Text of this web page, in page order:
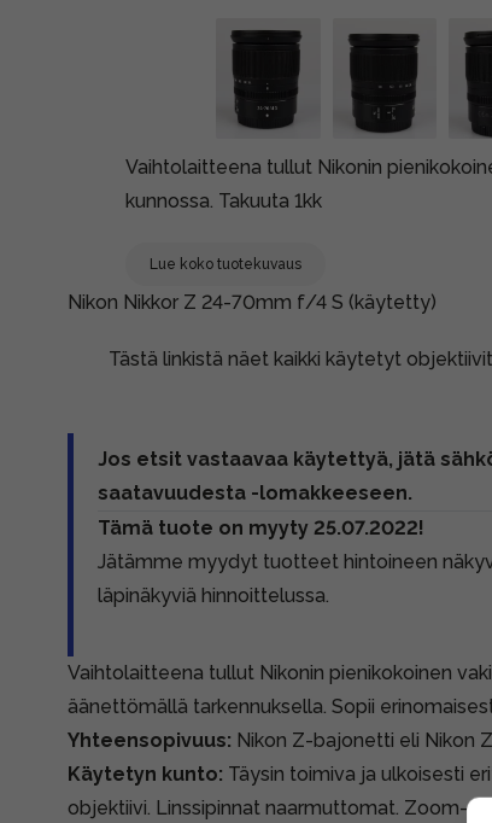
Vaihtolaitteena tullut Nikonin
kunnossa. Takuuta 1kk
Lue koko tuotekuvaus
Nikon Nikkor Z 24-70mm f/4 S (käytetty)
Tästä linkistä näet kaikki käytetyt
Jos etsit vastaavaa käytettyä, jätä
saatavuudesta -lomakkeeseen.
Tämä tuote on myyty 25.07.2022!
Jätämme myydyt tuotteet hintoineen
läpinäkyviä hinnoittelussa.
Vaihtolaitteena tullut Nikonin pienikokoinen
äänettömällä tarkennuksella. Sopii
Yhteensopivuus: Nikon Z-bajonetti eli Nikon
Käytetyn kunto: Täysin toimiva ja ulkoisesti
objektiivi. Linssipinnat naarmuttomat. Zoom-